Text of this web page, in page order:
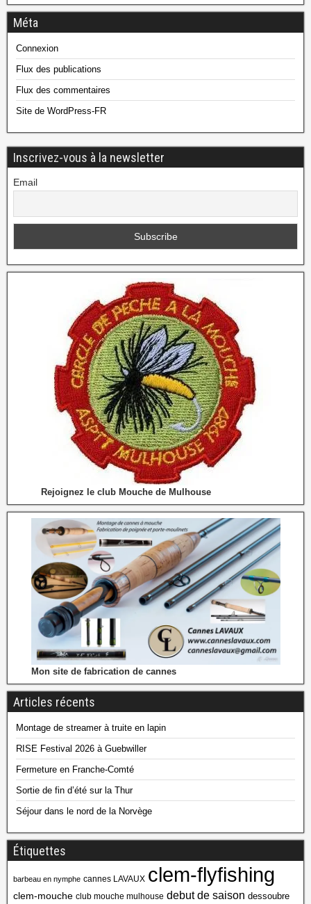
Méta
Connexion
Flux des publications
Flux des commentaires
Site de WordPress-FR
Inscrivez-vous à la newsletter
Email
Rejoignez le club Mouche de Mulhouse
Mon site de fabrication de cannes
Articles récents
Montage de streamer à truite en lapin
RISE Festival 2026 à Guebwiller
Fermeture en Franche-Comté
Sortie de fin d’été sur la Thur
Séjour dans le nord de la Norvège
Étiquettes
barbeau en nymphe cannes LAVAUX clem-flyfishing
clem-mouche club mouche mulhouse debut de saison dessoubre